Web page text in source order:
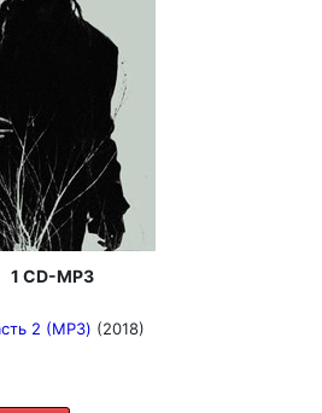
1 CD-MP3
2 (MP3) (2018)